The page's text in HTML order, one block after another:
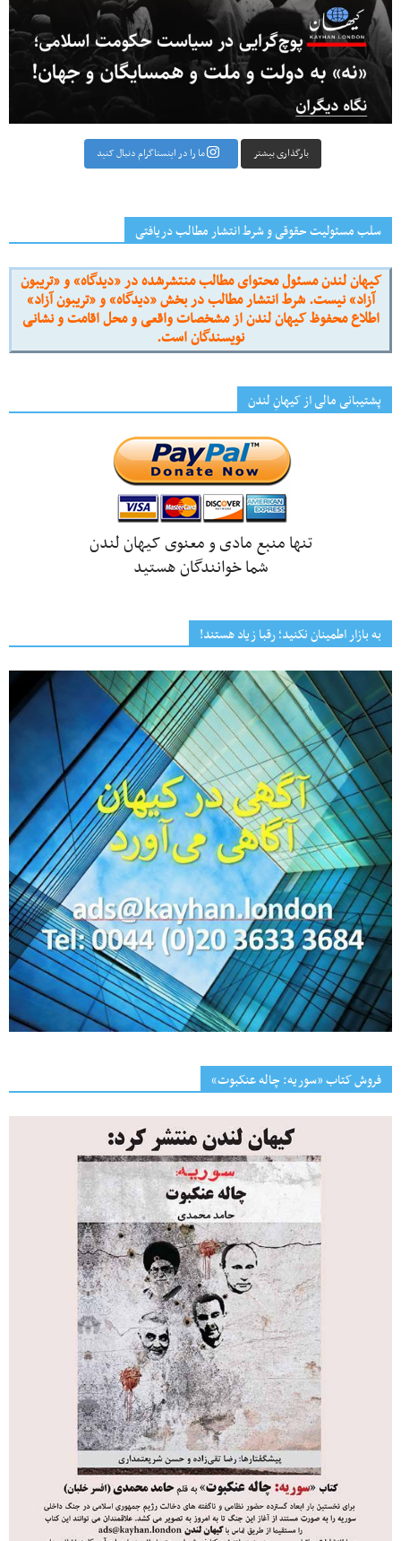
بارگذاری بیشتر ما را در اینستاگرام دنبال کنید
سلب مسئولیت حقوقی و شرط انتشار مطالب دریافتی
کیهان لندن مسئول محتوای مطالب منتشرشده در «دیدگاه» و «تریبون
آزاد» نیست. شرط انتشار مطالب در بخش «دیدگاه» و «تریبون آزاد»
اطلاع محفوظ کیهان لندن از مشخصات واقعی و محل اقامت و نشانی
نویسندگان است.
پشتیبانی مالی از کیهانِ لندن
تنها منبع مادی و معنوی کیهان لندن
شما خوانندگان هستید
به بازار اطمینان نکنید؛ رقبا زیاد هستند!
فروش کتاب «سوریه: چاله عنکبوت»